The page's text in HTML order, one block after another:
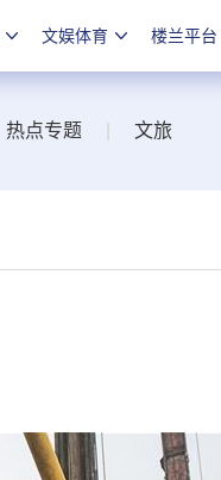
文娱体育 楼兰平台
热点专题 文旅